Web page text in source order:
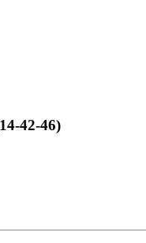
42-46)